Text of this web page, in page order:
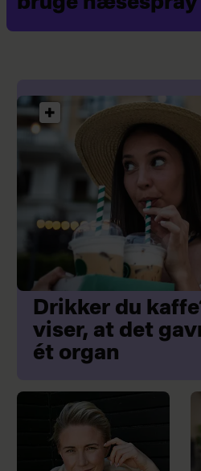
Drikker du
viser, at det
ét organ